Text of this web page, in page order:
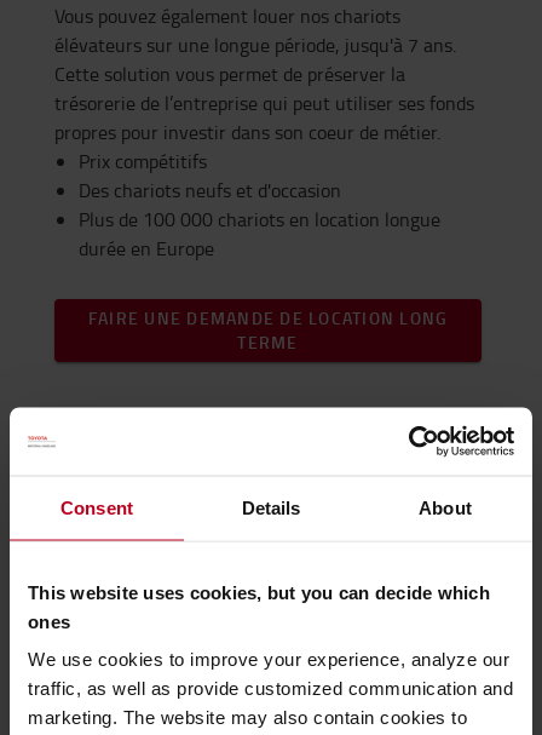
Consent Details About
This website uses cookies, but you can decide which
ones
We use cookies to improve your experience, analyze our
traffic, as well as provide customized communication and
marketing. The website may also contain cookies to
Vous pouvez également louer nos chariots
élévateurs sur une longue période, jusqu'à 7 ans.
Cette solution vous permet de préserver la
trésorerie de l’entreprise qui peut utiliser ses fonds
propres pour investir dans son coeur de métier.
Prix compétitifs
Des chariots neufs et d'occasion
Plus de 100 000 chariots en location longue
durée en Europe
FAIRE UNE DEMANDE DE LOCATION LONG
TERME
Ventes et leasing de chariots
élévateurs
Avec nos équipes spécialisées, nous achetons votre
flotte de chariots et vous les relouons. Ainsi, vous